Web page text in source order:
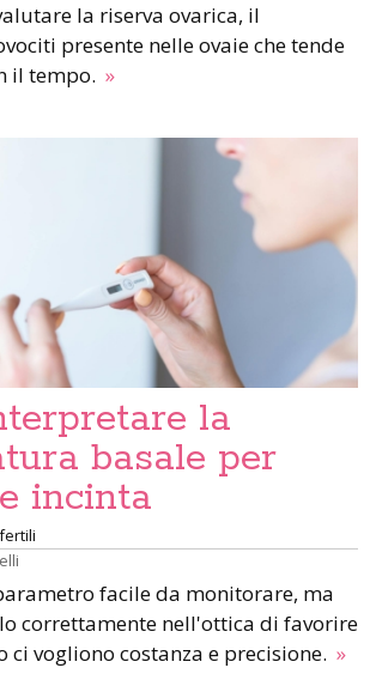
la riserva ovarica, il
presente nelle ovaie che tende
il tempo. »
la
basale per
incinta
facile da monitorare, ma
correttamente nell'ottica di favorire
ci vogliono costanza e precisione. »